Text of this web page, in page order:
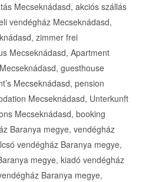
Mecseknádasd, akciós szállás
vendégház Mecseknádasd,
zimmer frei
Mecseknádasd, Apartment
guesthouse
Mecseknádasd, pension
Mecseknádasd, Unterkunft
Mecseknádasd, booking
Baranya megye, vendégház
vendégház Baranya megye,
megye, kiadó vendégház
Baranya megye,